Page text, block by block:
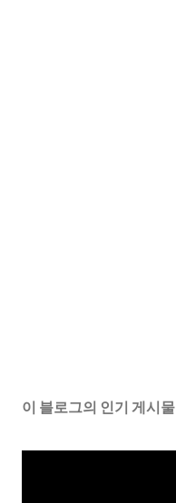
이 블로그의 인기 게시물